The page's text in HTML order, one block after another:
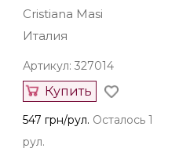
Cristiana Masi
Италия
Артикул: 327014
Купить
547 грн/рул. Осталось 1
рул.